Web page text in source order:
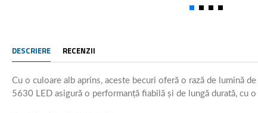
DESCRIERE RECENZII
Cu o culoare alb aprins, aceste becuri oferă o rază de lumină
5630 LED asigură o performanță fiabilă și de lungă durată, cu